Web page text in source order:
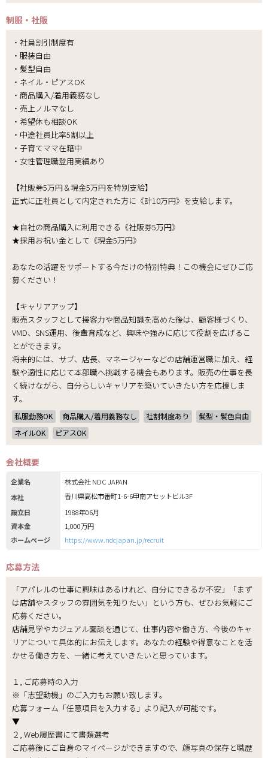
制服・社販
・社員割引制度有
・服装自由
・髪型自由
・ネイル・ピアスOK
・商品購入/着用義務なし
・売上ノルマなし
・希望休も相談OK
・中途社員比率5割以上
・子育てママ在籍中
・女性管理職登用実績あり
【社販券5万円＆現金5万円を特別支給】
正式に正社員として内定された方に《計10万円》を支給します。
★自社の商品購入に利用できる《社販券5万円》
★採用お祝い金として《現金5万円》
あなたの活躍をサポートする今だけの特別特典！この機会にぜひご応
募ください！
【キャリアアップ】
販売スタッフとして接客力や商品知識を高めた後は、顧客様づくり、
VMD、SNS運用、後輩育成など、興味や強みに応じて役割を広げるこ
とができます。
将来的には、サブ、店長、マネージャーなどの店舗運営職に加え、経
験や適性に応じて本部職へ挑戦する機会もあります。販売の仕事を長
く続けながら、自分らしいキャリアを築いていきたい方を応援しま
す。
私服勤務OK 商品購入/着用義務なし 社割制度あり
髪型・髪色自由
ネイルOK
ピアスOK
会社概要
企業名
株式会社 NDC JAPAN
本社
香川県高松市番町1-6-6甲南アセットビル3F
設立日
1988年06月
資本金
1,000万円
ホームページ
https://www.ndcjapan.jp/recruit
応募方法
「アパレルの仕事に興味はあるけれど、自分にできるか不安」「まず
は店舗やスタッフの雰囲気を知りたい」という方も、ぜひお気軽にご
応募ください。
店舗見学やカジュアル面談を通じて、仕事内容や働き方、今後のキャ
リアについて具体的にお伝えします。あなたの経験や得意なことを活
かせる働き方を、一緒に考えていきたいと思っています。
１, ご応募時の入力
※「志望動機」のご入力もお願い致します。
応募フォーム「任意項目を入力する」より記入が可能です。
▼
２, Web履歴書にて書類選考
ご応募後にご自身のマイページができますので、顔写真の保存と職歴